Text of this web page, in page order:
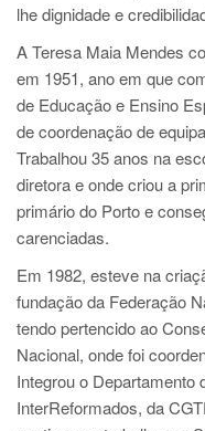
lhe dignidade e
A Teresa Maia Mendes
em 1951, ano em que
de Educação e Ensino
de coordenação de
Trabalhou 35 anos na
diretora e onde criou a
primário do Porto e
carenciadas.
Em 1982, esteve na
fundação da Federação
tendo pertencido ao
Nacional, onde foi
Integrouo Departamento
InterReformados, da